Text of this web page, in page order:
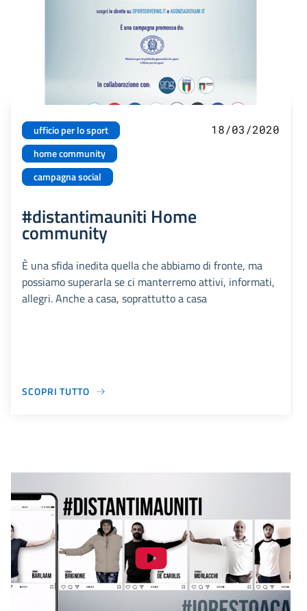
ufficio per lo sport
home community
campagna social
18/03/2020
#distantimauniti Home
community
È una sfida inedita quella che abbiamo di fronte, ma
possiamo superarla se ci manterremo attivi, informati,
allegri. Anche a casa, soprattutto a casa
SCOPRI TUTTO